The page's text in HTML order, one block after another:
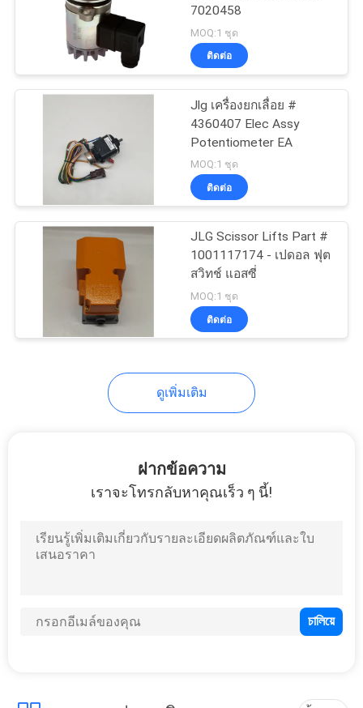
ชิ้นส่วนไดรฟ์ไฮดรอ
ลิก
ยกเครื่องชาร์จ
แบตเตอรี่
โซลินอยด์คอนแทค
7020458
MOQ:1 ชุด
ติดต่อ
Jlg เครื่องยกเลื่อย #
4360407 Elec Assy
Potentiometer EA
MOQ:1 ชุด
ติดต่อ
JLG Scissor Lifts Part #
1001117174 - เปดอล ฟุต
สวิทช์ แอสซี่
MOQ:1 ชุด
ติดต่อ
ดูเพิ่มเติม
ฝากข้อความ
เราจะโทรกลับหาคุณเร็ว ๆ นี้!